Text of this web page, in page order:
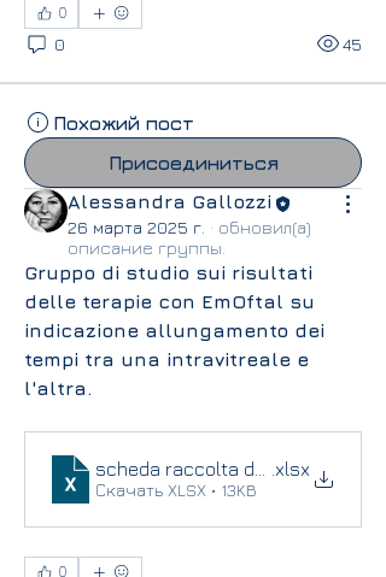
0
0
45
Похожий пост
Присоединиться
Alessandra Gallozzi
26 марта 2025 г. · обновил(а)
описание группы.
Gruppo di studio sui risultati
delle terapie con EmOftal su
indicazione allungamento dei
tempi tra una intravitreale e
l'altra.
scheda raccolta dati emoftal itv
.xlsx
Скачать XLSX • 13KB
0